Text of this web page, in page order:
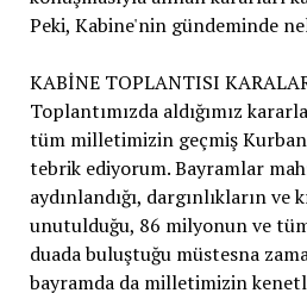
Peki, Kabine'nin gündeminde
KABİNE TOPLANTISI
Toplantımızda aldığımız
tüm milletimizin geçmiş Kurban
tebrik ediyorum. Bayramlar
aydınlandığı, dargınlıkların ve
unutulduğu, 86 milyonun ve
duada buluştuğu müstesna
bayramda da milletimizin